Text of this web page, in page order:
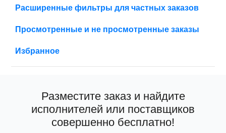
Расширенные фильтры для частных заказов
Просмотренные и не просмотренные заказы
Избранное
Разместите заказ и найдите
исполнителей или поставщиков
совершенно бесплатно!